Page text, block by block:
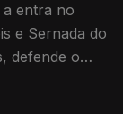
e Sernada do
defende o